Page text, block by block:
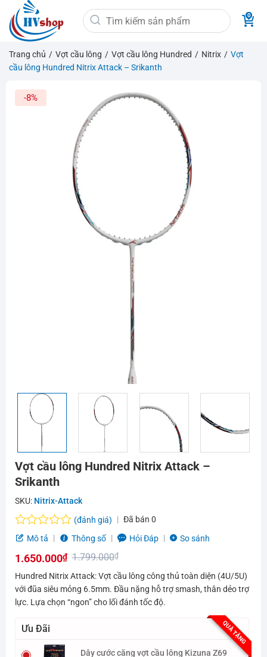
qua
nội
dung
Tìm
kiếm:
Trang chủ / Vợt cầu lông / Vợt cầu lông Hundred / Nitrix / Vợt
cầu lông Hundred Nitrix Attack – Srikanth
-8%
Vợt cầu lông Hundred Nitrix Attack –
Srikanth
SKU: Nitrix-Attack
Được
hạng
5
sao
(đánh giá) Đã bán 0
Mô tả
Thông số Hỏi Đáp So sánh
1.799.000₫
Giá
gốc
là:
1.799.000₫.
1.650.000₫
Giá
hiện
tại
Hundred Nitrix Attack: Vợt cầu lông công thủ toàn diện (4U/5U)
với đũa siêu mỏng 6.5mm. Đầu nặng hỗ trợ smash, thân dẻo trợ
lực. Lựa chọn “ngon” cho lối đánh tốc độ.
QUÀ TẶNG
Ưu Đãi
Dây cước căng vợt cầu lông Kizuna Z69